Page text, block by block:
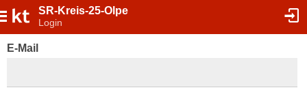
SR-Kreis-25-Olpe
Login
E-Mail